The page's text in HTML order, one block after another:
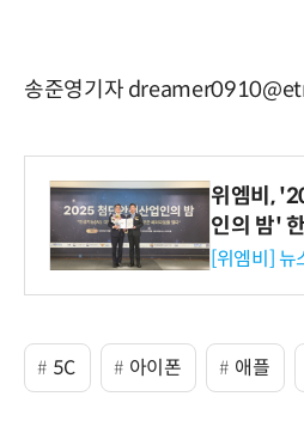
송준영기자
위엠비,
인의 밤'
사장상 수
[위엠비] 뉴
5C 아이폰 애플